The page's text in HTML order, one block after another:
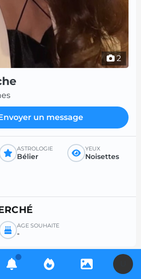
2
un message
ASTROLOGIE
Bélier
YEUX
Noisettes
ÂGE SOUHAITÉ
-
pour accéder à des